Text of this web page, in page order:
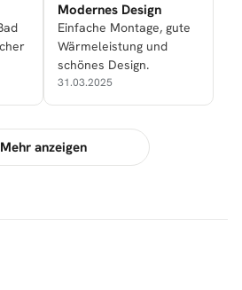
Modernes Design
Einfache Montage, gute
Wärmeleistung und
schönes Design.
31.03.2025
Mehr anzeigen